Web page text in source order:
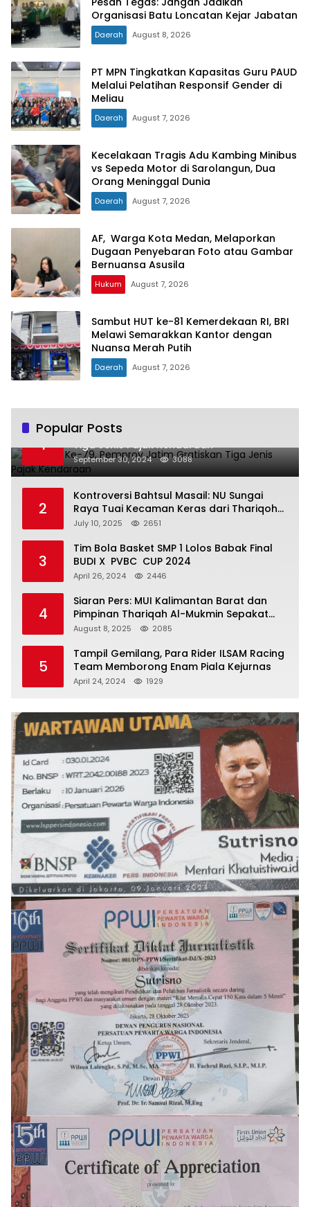
Organisasi Batu Loncatan Kejar Jabatan
Daerah August 8, 2026
PT MPN Tingkatkan Kapasitas Guru PAUD
Melalui Pelatihan Responsif Gender di
Meliau
Daerah August 7, 2026
Kecelakaan Tragis Adu Kambing Minibus
vs Sepeda Motor di Sarolangun, Dua
Orang Meninggal Dunia
Daerah August 7, 2026
AF, Warga Kota Medan, Melaporkan
Dugaan Penyebaran Foto atau Gambar
Bernuansa Asusila
Hukum August 7, 2026
Sambut HUT ke-81 Kemerdekaan RI, BRI
Melawi Semarakkan Kantor dengan
Nuansa Merah Putih
Daerah August 7, 2026
Popular Posts
1
Hari Jadi Ke-79, Pemprov Jatim Gratiskan
Tiga Jenis Pajak Kendaraan
September 30, 2024 3088
2
Kontroversi Bahtsul Masail: NU Sungai
Raya Tuai Kecaman Keras dari Thariqoh
Al Mu’min
July 10, 2025 2651
3
Tim Bola Basket SMP 1 Lolos Babak Final
BUDI X PVBC CUP 2024
April 26, 2024 2446
4
Siaran Pers: MUI Kalimantan Barat dan
Pimpinan Thariqah Al-Mukmin Sepakat
Jaga Umat
August 8, 2025 2085
5
Tampil Gemilang, Para Rider ILSAM Racing
Team Memborong Enam Piala Kejurnas
April 24, 2024 1929